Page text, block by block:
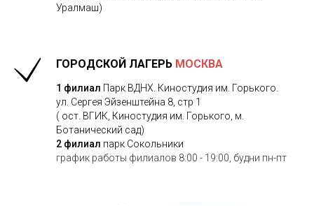
Уралмаш)
ГОРОДСКОЙ ЛАГЕРЬ МОСКВА
1 филиал Парк ВДНХ. Киностудия им. Горького.
ул. Сергея Эйзенштейна 8, стр 1
( ост. ВГИК, Киностудия им. Горького, м.
Ботанический сад)
2 филиал парк Сокольники
график работы филиалов 8:00 - 19:00, будни пн-пт